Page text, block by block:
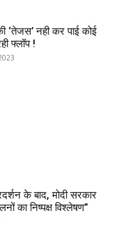
नही कर पाई कोई
फ्लॉप !
के बाद, मोदी सरकार
का निष्पक्ष विश्लेषण”